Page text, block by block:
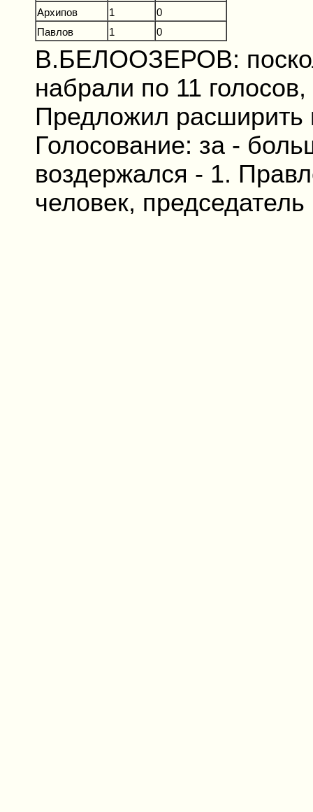
Архипов 1
0
Павлов
1 0
В.БЕЛООЗЕРОВ:
набрали по 11
Предложил расширить
Голосование: за -
воздержался - 1.
человек,